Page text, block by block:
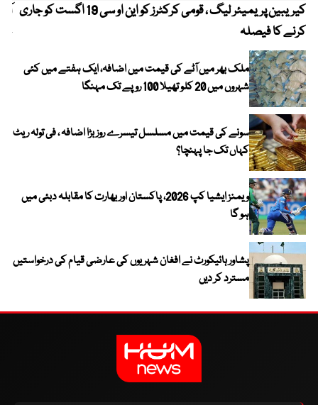
کیریبین پریمیئر لیگ ، قومی کرکٹرز کو این او سی 19 اگست کو جاری
کرنے کا فیصلہ
ملک بھر میں آٹے کی قیمت میں اضافہ، ایک ہفتے میں کئی
شہروں میں 20 کلو تھیلا 100 روپے تک مہنگا
سونے کی قیمت میں مسلسل تیسرے روز بڑا اضافہ ، فی تولہ ریٹ
کہاں تک جا پہنچا؟
ویمنز ایشیا کپ 2026، پاکستان اور بھارت کا مقابلہ دبئی میں
ہو گا
پشاور ہائیکورٹ نے افغان شہریوں کی عارضی قیام کی درخواستیں
مسترد کر دیں